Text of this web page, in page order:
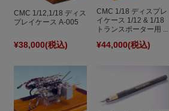
CMC 1/12,1/18 ディス
プレイケース A-005
¥38,000(税込)
CMC 1/18 ディスプレ
イケース 1/12 & 1/18
トランスポーター用 ...
¥44,000(税込)